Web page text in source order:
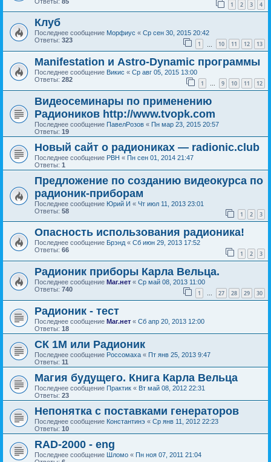
1 2 3 4
Клуб
Последнее сообщение Морфиус « Ср сен 30, 2015 20:42
Ответы: 323 1 10 11 12 13
Manifestation и Astro-Dynamic программы
Последнее сообщение Викис « Ср авг 05, 2015 13:00
Ответы: 282 1 … 9 10 11 12
Видеосеминары по применению
Радиоников http://www.tvopk.com
Последнее сообщение ПавелРозов « Пн мар 23, 2015 20:57
Ответы: 19
Новый сайт о радиониках — radionic.club
Последнее сообщение РВН « Пн сен 01, 2014 21:47
Ответы: 1
Предложение по созданию видеокурса по
радионик-приборам
Последнее сообщение Юрий И « Чт июл 11, 2013 23:01
Ответы: 58 1 2 3
Опасность использования радионика!
Последнее сообщение Брэнд « Сб июн 29, 2013 17:52
Ответы: 66 1 2 3
Радионик приборы Карла Вельца.
Последнее сообщение Маг.нет « Ср май 08, 2013 11:00
Ответы: 740 1 … 27 28 29 30
Радионик - тест
Последнее сообщение Маг.нет « Сб апр 20, 2013 12:00
Ответы: 18
СК 1М или Радионик
Последнее сообщение Россомаха « Пт янв 25, 2013 9:47
Ответы: 11
Магия будущего. Книга Карла Вельца
Последнее сообщение Практик « Вт май 08, 2012 22:31
Ответы: 23
Непонятка с поставками генераторов
Последнее сообщение Константинэ « Ср янв 11, 2012 22:23
Ответы: 10
RAD-2000 - eng
Последнее сообщение Шломо « Пн ноя 07, 2011 21:04